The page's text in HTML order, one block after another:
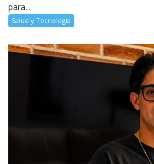
para...
Salud y Tecnología